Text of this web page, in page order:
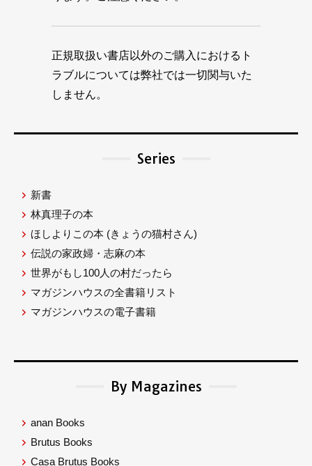
正規取扱い書店以外のご購入におけるト
ラブルについては弊社では一切関与いた
しません。
Series
新書
林真理子の本
ほしよりこの本 (きょうの猫村さん)
伝説の家政婦・志麻の本
世界がもし100人の村だったら
マガジンハウスの全書籍リスト
マガジンハウスの電子書籍
By Magazines
anan Books
Brutus Books
Casa Brutus Books